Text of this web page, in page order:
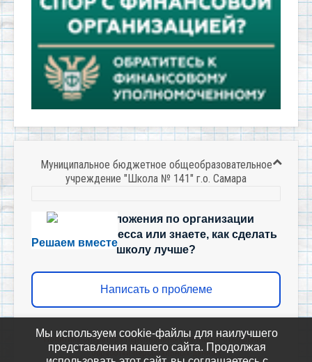
Муниципальное бюджетное общеобразовательное
учреждение "Школа № 141" г.о. Самара
Решаем вместе
Есть предложения по организации
учебного процесса или знаете, как сделать
школу лучше?
Написать о проблеме
Политика-оператора-персональных-данных-в-отношении-
обработки-персональных-данных
Мы используем cookie-файлы для наилучшего
представления нашего сайта. Продолжая